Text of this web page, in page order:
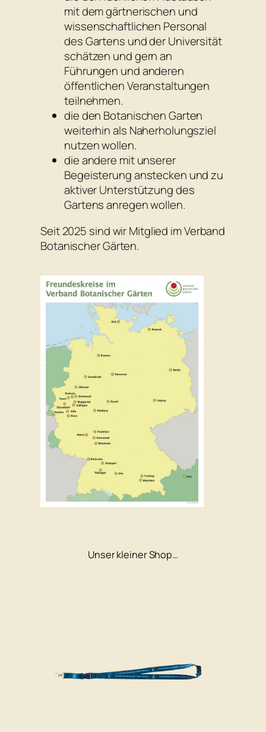
mit dem gärtnerischen und
wissenschaftlichen Personal
des Gartens und der Universität
schätzen und gern an
Führungen und anderen
öffentlichen Veranstaltungen
teilnehmen.
die den Botanischen Garten
weiterhin als Naherholungsziel
nutzen wollen.
die andere mit unserer
Begeisterung anstecken und zu
aktiver Unterstützung des
Gartens anregen wollen.
Seit 2025 sind wir Mitglied im Verband
Botanischer Gärten.
Unser kleiner Shop…